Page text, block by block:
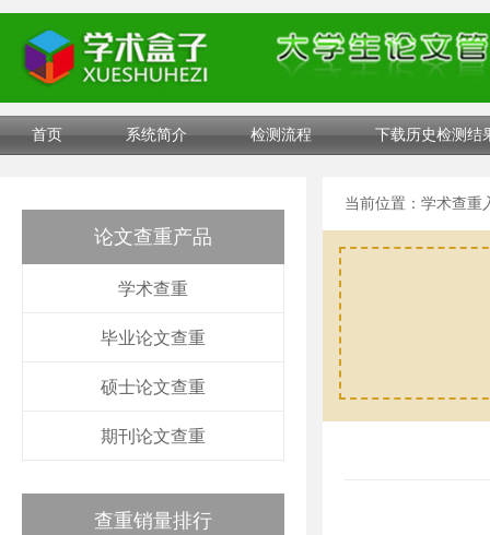
首页 系统简介 检测流程 下载历史检测结
论文查重产品
学术查重
毕业论文查重
硕士论文查重
期刊论文查重
查重销量排行
当前位置： 学术查重